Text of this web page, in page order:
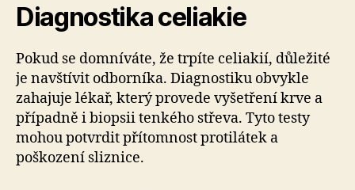
Diagnostika celiakie
Pokud se domníváte, že trpíte celiakií, důležité
je navštívit odborníka. Diagnostiku obvykle
zahajuje lékař, který provede vyšetření krve a
případně i biopsii tenkého střeva. Tyto testy
mohou potvrdit přítomnost protilátek a
poškození sliznice.